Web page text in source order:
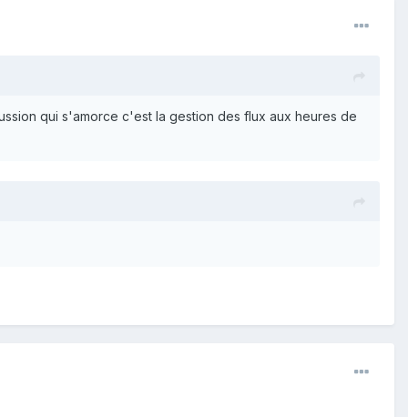
qui s'amorce c'est la gestion des flux aux heures de